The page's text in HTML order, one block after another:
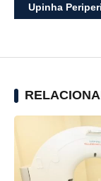
Upinha Periperi